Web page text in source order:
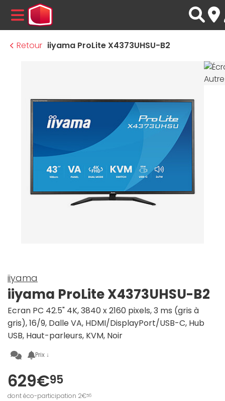
MENU
Retour iiyama ProLite X4373UHSU-B2
iiyama
iiyama ProLite X4373UHSU-B2
Ecran PC 42.5" 4K, 3840 x 2160 pixels, 3 ms (gris à
gris), 16/9, Dalle VA, HDMI/DisplayPort/USB-C, Hub
USB, Haut-parleurs, KVM, Noir
Prix ↓
629€95
dont éco-participation 2€56